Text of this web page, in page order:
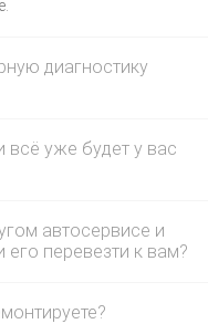
диагностику
всё уже будет у вас
автосервисе и
перевезти к вам?